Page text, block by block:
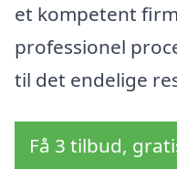
et kompetent
professionel
til det endelige
Få 3 tilbud,